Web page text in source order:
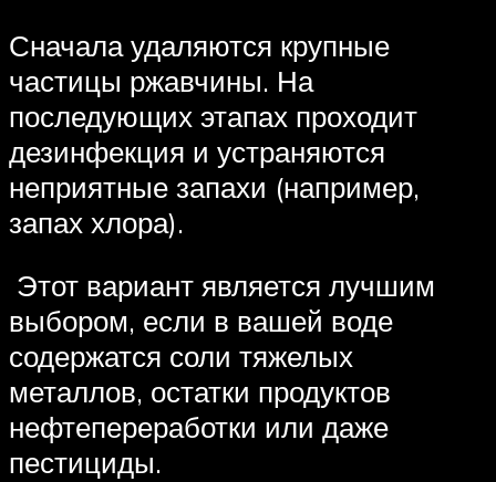
Сначала удаляются крупные
частицы ржавчины. На
последующих этапах проходит
дезинфекция и устраняются
неприятные запахи (например,
запах хлора).
Этот вариант является лучшим
выбором, если в вашей воде
содержатся соли тяжелых
металлов, остатки продуктов
нефтепереработки или даже
пестициды.